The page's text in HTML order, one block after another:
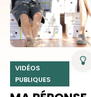
VIDÉOS
PUBLIQUES